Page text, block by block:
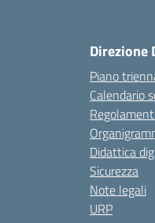
Direzione
Piano
Calendario
Regolamenti
Didattica
Sicurezza
Note legali
URP